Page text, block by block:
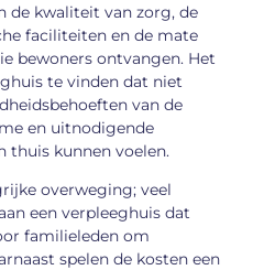
de kwaliteit van zorg, de
faciliteiten en de mate
bewoners ontvangen. Het
te vinden dat niet
van de
en uitnodigende
thuis kunnen voelen.
overweging; veel
een verpleeghuis dat
familieleden om
spelen de kosten een